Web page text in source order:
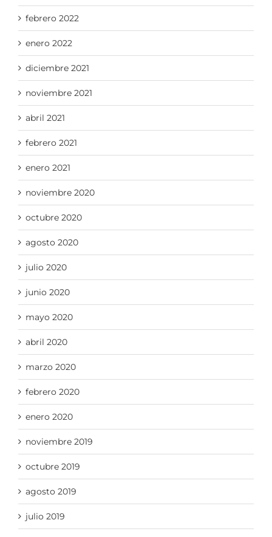
febrero 2022
enero 2022
diciembre 2021
noviembre 2021
abril 2021
febrero 2021
enero 2021
noviembre 2020
octubre 2020
agosto 2020
julio 2020
junio 2020
mayo 2020
abril 2020
marzo 2020
febrero 2020
enero 2020
noviembre 2019
octubre 2019
agosto 2019
julio 2019